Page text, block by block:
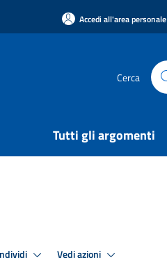
Accedi all'area personale
Cerca
Tutti gli argomenti
Vedi azioni